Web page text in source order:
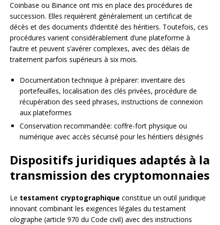
Coinbase ou Binance ont mis en place des procédures de
succession. Elles requièrent généralement un certificat de
décès et des documents d’identité des héritiers. Toutefois, ces
procédures varient considérablement d’une plateforme à
l’autre et peuvent s’avérer complexes, avec des délais de
traitement parfois supérieurs à six mois.
Documentation technique à préparer: inventaire des
portefeuilles, localisation des clés privées, procédure de
récupération des seed phrases, instructions de connexion
aux plateformes
Conservation recommandée: coffre-fort physique ou
numérique avec accès sécurisé pour les héritiers désignés
Dispositifs juridiques adaptés à la
transmission des cryptomonnaies
Le testament cryptographique constitue un outil juridique
innovant combinant les exigences légales du testament
olographe (article 970 du Code civil) avec des instructions